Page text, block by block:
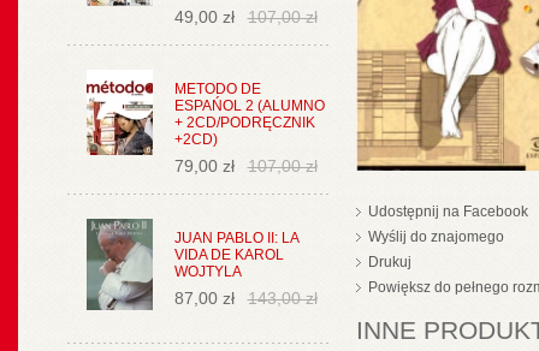
49,00 zł 107,00 zł
METODO DE
ESPAŃOL 2 (ALUMNO
+ 2CD/PODRĘCZNIK
+2CD)
79,00 zł 107,00 zł
JUAN PABLO II: LA
VIDA DE KAROL
WOJTYLA
87,00 zł 143,00 zł
Udostępnij na Facebook
Wyślij do znajomego
Drukuj
Powiększ do pełnego
INNE